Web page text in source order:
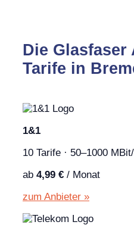
Die Glasfaser
Tarife in
1&1
10 Tarife · 50–1000
ab 4,99 € / Monat
zum Anbieter »